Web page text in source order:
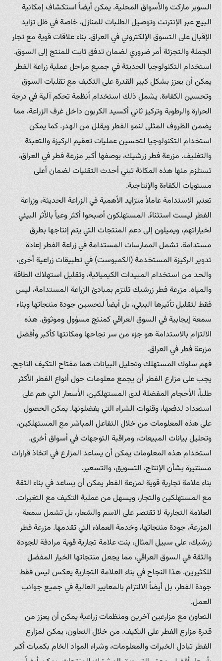
السوبر ماركت والأسواق المحلية. يمكن أيضاً استكشاف إمكانية
البيع عبر الإنترنت وتوصيل الطلبات للمنازل، خاصة في ظل تزايد
الإقبال على التسوق الإلكتروني في العراق. بناء علاقات قوية مع تجار
الجملة والتجزئة أمر ضروري لضمان تدفق ثابت للمنتج إلى السوق.
استخدام التكنولوجيا الحديثة في جميع مراحل عملية زراعة الفطر
يمكن أن يعزز بشكل كبير القدرة على التكيف مع تقلبات السوق
وتحسين الكفاءة. يشمل ذلك استخدام أنظمة تحكم آلية في درجة
الحرارة والرطوبة وتركيز ثاني أكسيد الكربون داخل غرف الزراعة، مما
يضمن الظروف المثلى لنمو الفطر ويقلل من الهدر. كما يمكن
استخدام التكنولوجيا لتحسين عمليات تعقيم الركيزة والتعبئة
والتغليف. مزرعة فطر زرشيك، بوصفها أكبر مزرعة فطر في العراق،
تستلزم منها هذه المكانة تبني أحدث التقنيات لضمان أعلى
مستويات الكفاءة والإنتاجية.
تعتبر الاستدامة عاملاً متزايد الأهمية في الزراعة الحديثة، وزراعة
الفطر ليست استثناءً. المستهلكون أصبحوا أكثر وعياً بالأثر البيئي
لخياراتهم، ويميلون إلى دعم المنتجات التي يتم إنتاجها بطرق
مستدامة. تشمل الممارسات المستدامة في زراعة الفطر إعادة
تدوير الركيزة المستخدمة (الكمبوست) في تطبيقات زراعية أخرى،
والحد من استخدام المبيدات الكيميائية، وتقليل استهلاك الطاقة
والمياه. مزرعة فطر زرشيك تلتزم بمبادئ الزراعة المستدامة، ليس
فقط لتقليل تأثيرها البيئي، بل أيضاً لتحسين جودة منتجاتها وبناء
سمعة إيجابية في السوق العراقي كمنتج مسؤول وموثوق. هذه
الالتزام بالاستدامة هو جزء من سر نجاحها ومكانتها كأكبر وأفضل
مزرعة فطر في العراق.
فهم سلوك المستهلك وتحليل البيانات هما مفتاح التكيف الناجح.
يجب على مزارع الفطر أن يجمع معلومات حول أنواع الفطر الأكثر
طلباً، الأحجام المفضلة لدى المستهلكين، الأسعار التي هم على
استعداد لدفعها، وقنوات الشراء التي يفضلونها. يمكن الحصول
على هذه المعلومات من خلال التفاعل المباشر مع المستهلكين،
وتحليل بيانات المبيعات، ومراقبة التوجهات في أسواق أخرى.
استخدام هذه المعلومات يمكن أن يساعد المزارع في اتخاذ قرارات
مستنيرة بشأن الإنتاج، التسويق، والتسعير.
بناء علامة تجارية قوية لمزرعة الفطر يمكن أن يساعد في بناء الثقة
مع المستهلكين والتجار، ويسهل من عملية التكيف مع التغيرات.
العلامة التجارية لا تقتصر على الاسم والشعار، بل تشمل سمعة
المزرعة، جودة منتجاتها، وخدمة العملاء التي تقدمها. مزرعة فطر
زرشيك، على سبيل المثال، بنت علامة تجارية قوية مرادفة للجودة
والثقة في السوق العراقي، مما يجعل منتجاتها الخيار المفضل
للكثيرين. هذا النجاح في بناء العلامة التجارية يعكس ليس فقط
جودة الفطر، بل أيضاً الالتزام بالمعايير العالية في جميع جوانب
العمل.
التعاون مع مزارعين آخرين ومنظمات زراعية يمكن أن يعزز من
قدرة مزارع الفطر على التكيف. من خلال التعاون، يمكن لمزارع
الفطر تبادل الخبرات والمعلومات، وشراء المواد الخام بكميات أكبر